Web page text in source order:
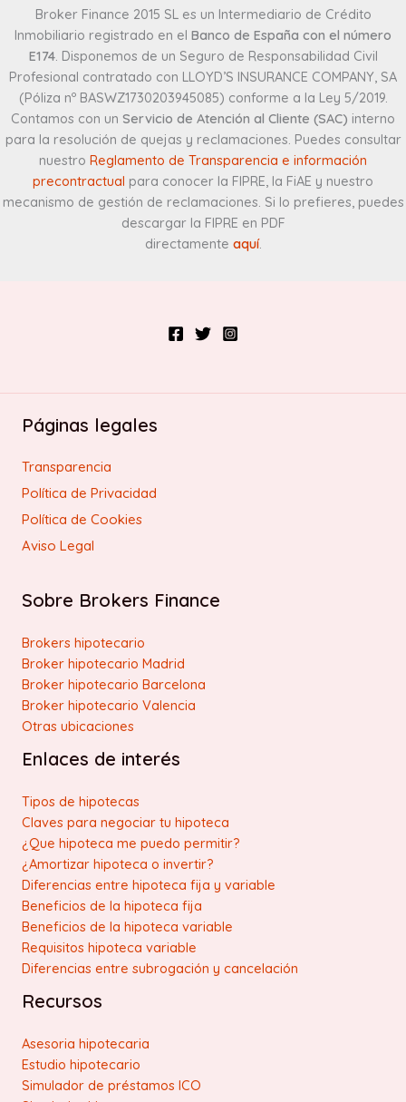
Broker Finance 2015 SL es un Intermediario de Crédito
Inmobiliario registrado en el Banco de España con el número
E174. Disponemos de un Seguro de Responsabilidad Civil
Profesional contratado con LLOYD’S INSURANCE COMPANY, SA
(Póliza nº BASWZ1730203945085) conforme a la Ley 5/2019.
Contamos con un Servicio de Atención al Cliente (SAC) interno
para la resolución de quejas y reclamaciones. Puedes consultar
nuestro Reglamento de Transparencia e información
precontractual para conocer la FIPRE, la FiAE y nuestro
mecanismo de gestión de reclamaciones. Si lo prefieres, puedes
descargar la FIPRE en PDF
directamente aquí.
Páginas legales
Transparencia
Política de Privacidad
Política de Cookies
Aviso Legal
Sobre Brokers Finance
Brokers hipotecario
Broker hipotecario Madrid
Broker hipotecario Barcelona
Broker hipotecario Valencia
Otras ubicaciones
Enlaces de interés
Tipos de hipotecas
Claves para negociar tu hipoteca
¿Que hipoteca me puedo permitir?
¿Amortizar hipoteca o invertir?
Diferencias entre hipoteca fija y variable
Beneficios de la hipoteca fija
Beneficios de la hipoteca variable
Requisitos hipoteca variable
Diferencias entre subrogación y cancelación
Recursos
Asesoria hipotecaria
Estudio hipotecario
Simulador de préstamos ICO